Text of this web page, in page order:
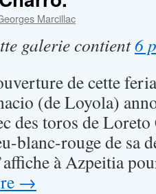
Marcillac
galerie contient6
de cette
(de Loyola)
des toros de
blanc-rouge de sa
à Azpeitia
→